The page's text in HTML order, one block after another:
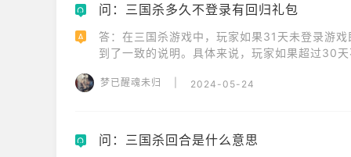
Q 问：三国杀多久不登录有回归礼包
A
答：在三国杀游戏中，玩家如果31天未登录游
到了一致的说明。具体来说，玩家如果超过30
在一段时间后重新登录游戏，以增加游戏的活跃
梦已醒魂未归 2024-05-24
Q 问：三国杀回合是什么意思